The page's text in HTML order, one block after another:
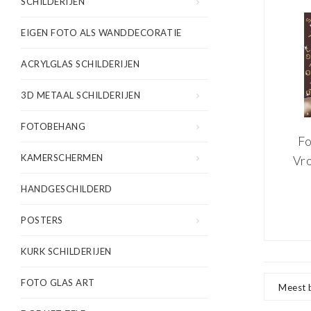
EIGEN FOTO ALS WANDDECORATIE
ACRYLGLAS SCHILDERIJEN
3D METAAL SCHILDERIJEN
FOTOBEHANG
KAMERSCHERMEN
HANDGESCHILDERD
POSTERS
KURK SCHILDERIJEN
FOTO GLAS ART Meest